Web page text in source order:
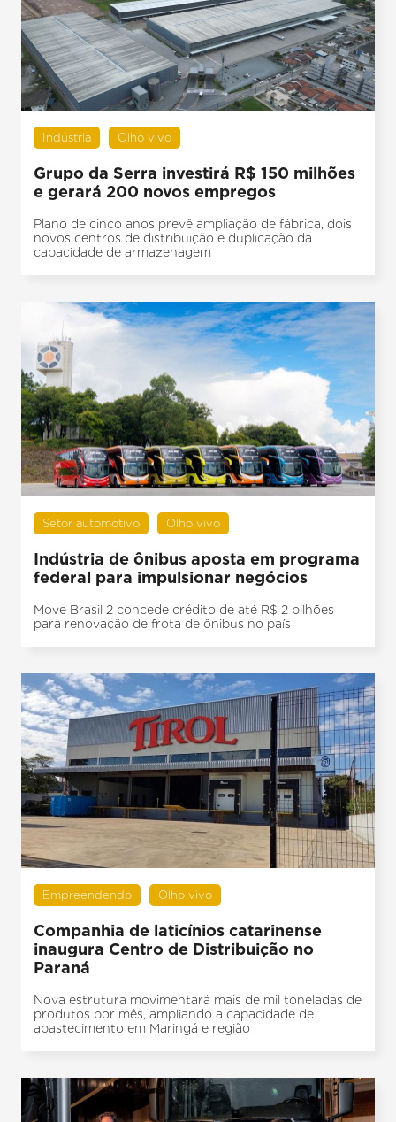
Indústria Olho vivo
Grupo da Serra investirá R$ 150 milhões
e gerará 200 novos empregos
Plano de cinco anos prevê ampliação de fábrica, dois
novos centros de distribuição e duplicação da
capacidade de armazenagem
Setor automotivo Olho vivo
Indústria de ônibus aposta em programa
federal para impulsionar negócios
Move Brasil 2 concede crédito de até R$ 2 bilhões
para renovação de frota de ônibus no país
Empreendendo Olho vivo
Companhia de laticínios catarinense
inaugura Centro de Distribuição no
Paraná
Nova estrutura movimentará mais de mil toneladas de
produtos por mês, ampliando a capacidade de
abastecimento em Maringá e região